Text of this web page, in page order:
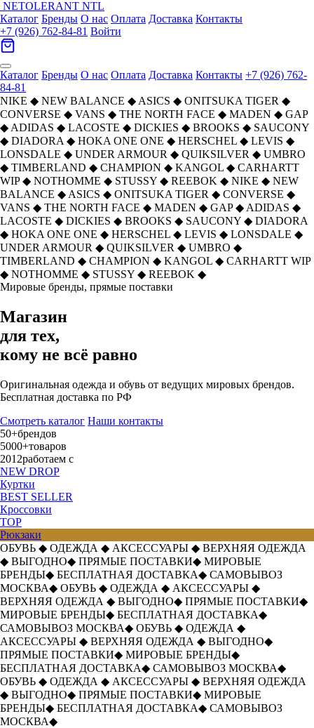
NETOLERANT NTL
Каталог Бренды О нас Оплата Доставка Контакты
+7 (926) 762-84-81 Войти
Каталог Бренды О нас Оплата Доставка Контакты +7 (926) 762-
84-81
NIKE ◆ NEW BALANCE ◆ ASICS ◆ ONITSUKA TIGER ◆
CONVERSE ◆ VANS ◆ THE NORTH FACE ◆ MADEN ◆ GAP
◆ ADIDAS ◆ LACOSTE ◆ DICKIES ◆ BROOKS ◆ SAUCONY
◆ DIADORA ◆ HOKA ONE ONE ◆ HERSCHEL ◆ LEVIS ◆
LONSDALE ◆ UNDER ARMOUR ◆ QUIKSILVER ◆ UMBRO
◆ TIMBERLAND ◆ CHAMPION ◆ KANGOL ◆ CARHARTT
WIP ◆ NOTHOMME ◆ STUSSY ◆ REEBOK ◆ NIKE ◆ NEW
BALANCE ◆ ASICS ◆ ONITSUKA TIGER ◆ CONVERSE ◆
VANS ◆ THE NORTH FACE ◆ MADEN ◆ GAP ◆ ADIDAS ◆
LACOSTE ◆ DICKIES ◆ BROOKS ◆ SAUCONY ◆ DIADORA
◆ HOKA ONE ONE ◆ HERSCHEL ◆ LEVIS ◆ LONSDALE ◆
UNDER ARMOUR ◆ QUIKSILVER ◆ UMBRO ◆
TIMBERLAND ◆ CHAMPION ◆ KANGOL ◆ CARHARTT WIP
◆ NOTHOMME ◆ STUSSY ◆ REEBOK ◆
Мировые бренды, прямые поставки
Магазин
для тех,
кому не всё равно
Оригинальная одежда и обувь от ведущих мировых брендов.
Бесплатная доставка по РФ
Смотреть каталог Наши контакты
50+брендов
5000+товаров
2012работаем с
NEW DROP
Куртки
BEST SELLER
Кроссовки
TOP
Рюкзаки
ОБУВЬ ◆ ОДЕЖДА ◆ АКСЕССУАРЫ ◆ ВЕРХНЯЯ ОДЕЖДА
◆ ВЫГОДНО◆ ПРЯМЫЕ ПОСТАВКИ◆ МИРОВЫЕ
БРЕНДЫ◆ БЕСПЛАТНАЯ ДОСТАВКА◆ САМОВЫВОЗ
МОСКВА◆ ОБУВЬ ◆ ОДЕЖДА ◆ АКСЕССУАРЫ ◆
ВЕРХНЯЯ ОДЕЖДА ◆ ВЫГОДНО◆ ПРЯМЫЕ ПОСТАВКИ◆
МИРОВЫЕ БРЕНДЫ◆ БЕСПЛАТНАЯ ДОСТАВКА◆
САМОВЫВОЗ МОСКВА◆ ОБУВЬ ◆ ОДЕЖДА ◆
АКСЕССУАРЫ ◆ ВЕРХНЯЯ ОДЕЖДА ◆ ВЫГОДНО◆
ПРЯМЫЕ ПОСТАВКИ◆ МИРОВЫЕ БРЕНДЫ◆
БЕСПЛАТНАЯ ДОСТАВКА◆ САМОВЫВОЗ МОСКВА◆
ОБУВЬ ◆ ОДЕЖДА ◆ АКСЕССУАРЫ ◆ ВЕРХНЯЯ ОДЕЖДА
◆ ВЫГОДНО◆ ПРЯМЫЕ ПОСТАВКИ◆ МИРОВЫЕ
БРЕНДЫ◆ БЕСПЛАТНАЯ ДОСТАВКА◆ САМОВЫВОЗ
МОСКВА◆